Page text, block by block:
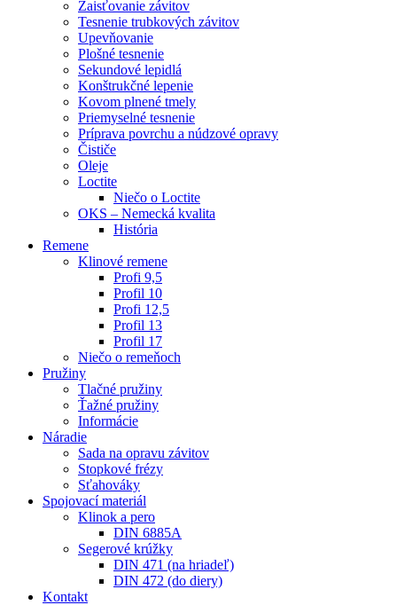
Zaisťovanie závitov
Tesnenie trubkových závitov
Upevňovanie
Plošné tesnenie
Sekundové lepidlá
Konštrukčné lepenie
Kovom plnené tmely
Priemyselné tesnenie
Príprava povrchu a núdzové opravy
Čističe
Oleje
Loctite
Niečo o Loctite
OKS – Nemecká kvalita
História
Remene
Klinové remene
Profi 9,5
Profil 10
Profi 12,5
Profil 13
Profil 17
Niečo o remeňoch
Pružiny
Tlačné pružiny
Ťažné pružiny
Informácie
Náradie
Sada na opravu závitov
Stopkové frézy
Sťahováky
Spojovací materiál
Klinok a pero
DIN 6885A
Segerové krúžky
DIN 471 (na hriadeľ)
DIN 472 (do diery)
Kontakt